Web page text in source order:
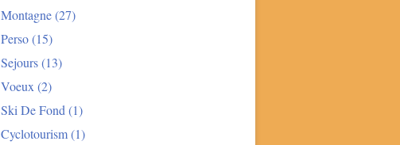
Montagne(27)
Perso(15)
Sejours(13)
Voeux (2)
Ski De Fond (1)
Cyclotourism(1)